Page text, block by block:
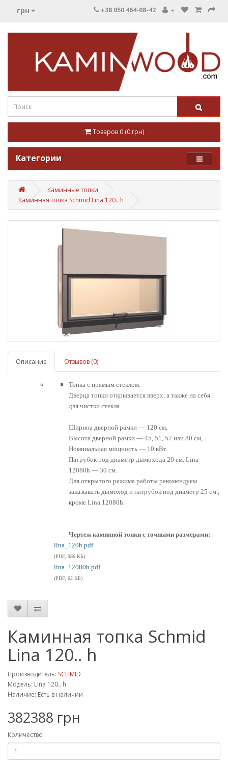
грн +38 050 464-08-42
Товаров 0 (0 грн)
Категории
Каминные топки
Каминная топка Schmid Lina 120.. h
Описание Отзывов (0)
Топка с прямым стеклом.
Дверца топки открывается вверх, а также на себя
для чистки стекла.
Ширина дверной рамки — 120 см,
Высота дверной рамки — 45, 51, 57 или 80 см,
Номинальная мощность — 10 кВт.
Патрубок под диаметр дымохода 20 см. Lina
12080h — 30 см.
Для открытого режима работы рекомендуем
заказывать дымоход и патрубок под диаметр 25 см.,
кроме Lina 12080h.
Чертеж каминной топки с точными размерами:
lina_120h.pdf
(PDF, 986 КБ)
lina_12080h.pdf
(PDF, 62 КБ)
Каминная топка Schmid
Lina 120.. h
Производитель: SCHMID
Модель: Lina 120.. h
Наличие: Есть в наличии
382388 грн
Количество